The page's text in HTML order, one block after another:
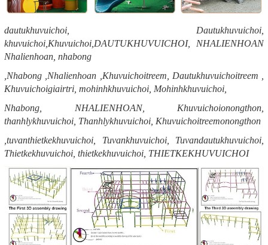
dautukhuvuichoi, Dautukhuvuichoi,
khuvuichoi,Khuvuichoi,DAUTUKHUVUICHOI, NHALIENHOAN
Nhalienhoan, nhabong
,Nhabong ,Nhalienhoan ,Khuvuichoitreem, Dautukhuvuichoitreem ,
Khuvuichoigiairtri, mohinhkhuvuichoi, Mohinhkhuvuichoi,
Nhabong, NHALIENHOAN, Khuvuichoionongthon,
thanhlykhuvuichoi, Thanhlykhuvuichoi, Khuvuichoitreemonongthon
,tuvanthietkekhuvuichoi, Tuvankhuvuichoi, Tuvandautukhuvuichoi,
Thietkekhuvuichoi, thietkekhuvuichoi, THIETKEKHUVUICHOI